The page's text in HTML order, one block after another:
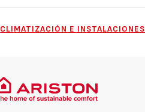
CLIMATIZACIÓN E INSTALACIONES